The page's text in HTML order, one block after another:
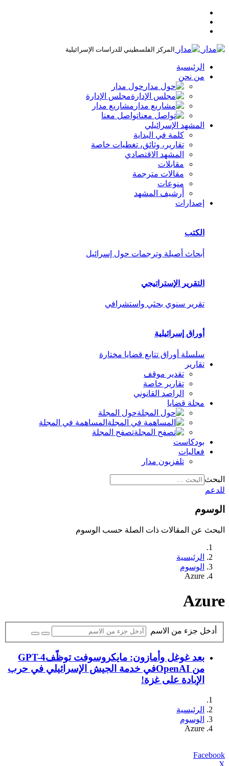
المركز الفلسطيني للدراسات الإسرائيلية
الرئيسية
من نحن
حول مدار
مجلس الإدارة
مشاريع مدار
تواصل معنا
المشهد الإسرائيلي
كلمة في البداية
تقارير، وثائق، تغطيات خاصة
المشهد الاقتصادي
مقابلات
مقالات مترجمة
منوعات
أرشيف المشهد
إصدارات
الكتب
أبحاث أصيلة وترجمات حول إسرائيل
التقرير الإستراتيجي
تقرير سنوي بحثي واستشرافي
أوراق إسرائيلية
سلسلة أوراق تتابع قضايا مختارة
تقارير
تقدير موقف
تقارير خاصة
الراصد القانوني
مجلة قضايا
حول المجلة
المساهمة في المجلة
تصفح المجلة
بودكاست
فعاليات
تلفزيون مدار
البحث
للدعم
الوسوم
البحث عن المقالات ذات الصلة حسب الوسوم
الرئيسية
الوسوم
Azure
Azure
أدخل جزء من الاسم
بعد غوغل وأمازون: مايكروسوفت توظّفGPT-4
من OpenAIفي خدمة الجيش الإسرائيلي في حرب
الإبادة على غزة!
الرئيسية
الوسوم
Azure
Facebook
X